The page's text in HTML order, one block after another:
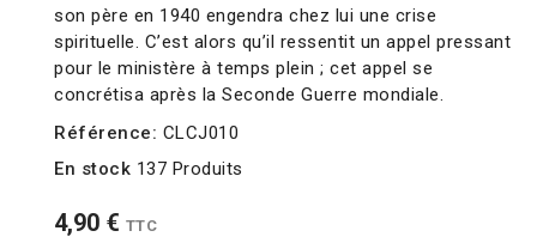
son père en 1940 engendra chez lui une crise
spirituelle. C’est alors qu’il ressentit un appel pressant
pour le ministère à temps plein ; cet appel se
concrétisa après la Seconde Guerre mondiale.
Référence: CLCJ010
En stock 137 Produits
4,90 € TTC